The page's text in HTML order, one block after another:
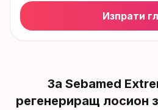
Изпрати
За Sebamed
регенериращ лосион